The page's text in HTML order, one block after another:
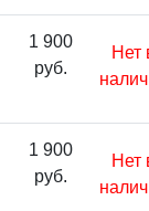
1 900
руб.
Нет
1 900
руб.
Нет